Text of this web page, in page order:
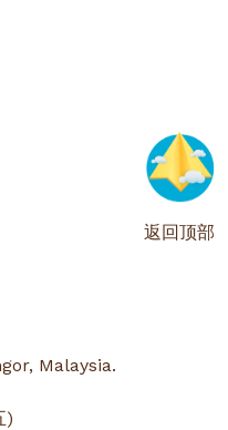
返回顶部
Malaysia.
)